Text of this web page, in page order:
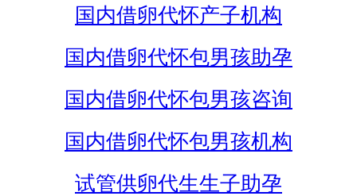
国内借卵代怀产子机构
国内借卵代怀包男孩助孕
国内借卵代怀包男孩咨询
国内借卵代怀包男孩机构
试管供卵代生生子助孕